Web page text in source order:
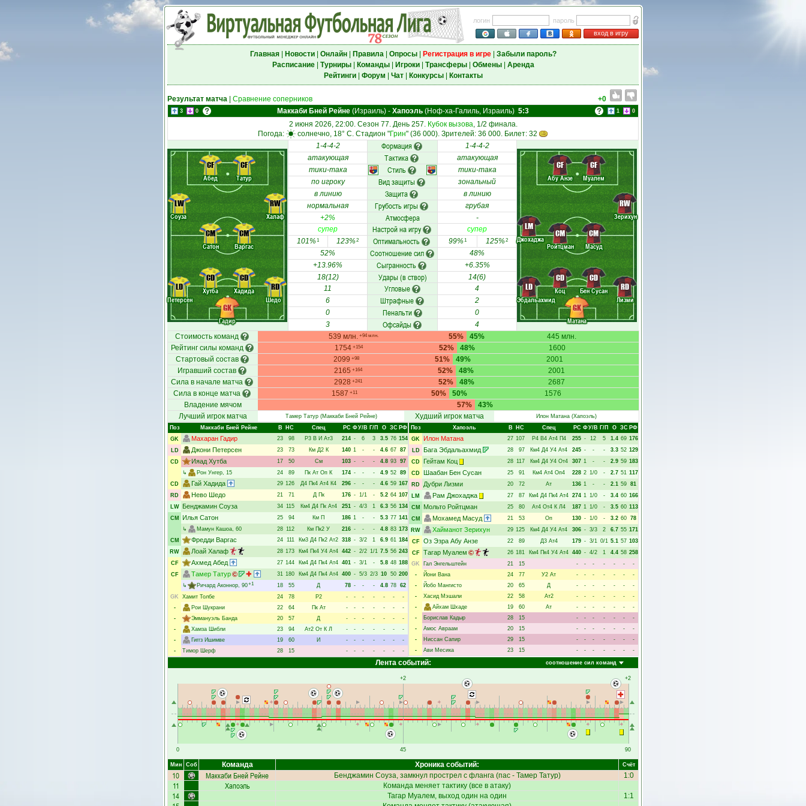
логин
пароль
вход в игру
Главная| Новости| Онлайн| Правила| Опросы| Регистрация в игре| Забыли пароль?
Расписание| Турниры| Команды| Игроки| Трансферы| Обмены| Аренда
Рейтинги| Форум Чат| Конкурсы| Контакты
Результат матча Сравнение соперников +0
3 0 Маккаби Бней Рейне (Израиль) - Хапоэль (Ноф-ха-Галиль, Израиль) 5:3 1 0
2 июня 2026, 22:00. Сезон 77. День 257. Кубок вызова, 1/2 финала.
Погода:
солнечно, 18° C. Стадион "Грин" (36 000). Зрителей: 36 000. Билет: 32
Гадир
Петерсен
Хутба
Хадида
Шедо
Соуза
Сатон Варгас
Халаф
Абед Татур
GK
LD
CD
CD
RD
LW
CM CM
RW
CF CF
1-4-4-2 Формация 1-4-4-2
Матана
Эбдальахмид
Коц
Бен Сусан
Лизми
Джохаджа
Ройтцман
Масуд
Зерихун
Абу Анзе Муалем
GK
LD
CD
CD
RD
LM
CM CM
RW
CF CF
атакующая Тактика
атакующая
тики-така
Стиль
тики-така
по игроку
Вид защиты
зональный
в линию
Защита
в линию
нормальная
Грубость игры
грубая
+2%
Атмосфера
-
супер
Настрой на игру
супер
101%1 123%2 Оптимальность 99%1 125%2
52% Соотношение сил
48%
+13.96%
Сыгранность
+6.35%
18(12)
Удары (в створ)
14(6)
11
Угловые
4
6
Штрафные
2
0
Пенальти
0
3
Офсайды
4
Стоимость команд
539 млн. +94 млн. 55% 445 млн.
45%
Рейтинг силы команд
1754 +154 52% 1600
48%
Стартовый состав
2099 +98 51% 2001
49%
Игравший состав
2165 +164 52% 2001
48%
Сила в начале матча
2928 +241 52% 2687
48%
Сила в конце матча
1587 +11 50% 1576
50%
Владение мячом
57%
43%
Лучший игрок матча
Тамер Татур(Маккаби Бней Рейне) Худший игрок матча Илон Матана (Хапоэль)
Поз
Маккаби Бней Рейне В НC Спец РC ФУ/В Г/П О ЗС РФ
GK
Махаран Гадир 23 98 Р3 В И Ат3 214 - 6 3 3.5 76 154
LD
Джони Петерсен 23 73 Км Д2 К 140 1 - - 4.6 67 87
CD
Ияад Хутба 17 50 См 103 - - - 4.8 93 97
↳
Рон Унгер, 15 24 89 Пк Ат Оп К 174 - - - 4.9 52 89
CD
Гай Хадида 29 126 Д4 Пк4 Ат4 К4 296 - - - 4.6 59 167
RD
Нево Шедо 21 71 Д Пк 176 - 1/1 - 5.2 64 107
LW
Бенджамин Соуза 34 115 Км4 Д4 Пк Ат4 251 - 4/3 1 6.3 56 134
CM
Илья Сатон 25 94 Км П 186 1 - - 5.3 77 141
↳
Мамун Кашоа, 60 28 112 Км Пк2 У 216 - - - 4.8 83 173
CM
Фредди Варгас 24 111 Км3 Д4 Пк2 Ат2 318 - 3/2 1 6.9 61 184
RW
Лоай Халаф 28 173 Км4 Пк4 У4 Ат4 442 - 2/2 1/1 7.5 56 243
CF
Ахмед Абед 27 144 Км4 Д4 Пк4 Ат4 401 - 3/1 - 5.8 48 188
CF
Тамер Татур 31 180 Км4 Д4 Пк4 Ат4 400 - 5/3 2/3 10 50 200
↳
Ричард Аконнор, 90+1 18 55 Д 78 - - - 4.8 78 62
GK
Хамит Толбе 24 78 Р2 - - - - - -
-
-
Рои Шукрани 22 64 Пк Ат - - - - - -
-
-
Эммануэль Банда 20 57 Д - - - - - -
-
-
Хамза Шибли 23 94 Ат2 От К Л - - - - - -
-
-
Гиггз Ишимве 19 60 И - - - - - -
-
-
Тимор Шерф 28 15 - - - - - - -
Поз Хапоэль В НC Спец РC ФУ/В Г/П О ЗС РФ
GK
Илон Матана 27 107 Р4 В4 Ат4 П4 255 - 12 5 1.4 69 176
LD
Бага Эбдальахмид 28 97 Км4 Д4 У4 Ат4 245 - - - 3.3 52 129
CD
Гейтам Коц 28 117 Км4 Д4 У4 От4 307 1 - - 2.9 59 183
CD
Шаабан Бен Сусан 25 91 Км4 Ат4 Оп4 228 2 1/0 - 2.7 51 117
RD
Дубри Лизми 20 72 Ат 136 1 - - 2.1 59 81
LM
Рам Джохаджа 27 87 Км4 Д4 Пк4 Ат4 274 1 1/0 - 3.4 60 166
CM
Мольто Ройтцман 25 80 Ат4 От4 К Л4 187 1 1/0 - 3.5 60 113
CM
Мохамед Масуд 21 53 Оп 130 - 1/0 - 3.2 60 78
RW
Хайманот Зерихун 29 125 Км4 Д4 У4 Ат4 306 - 3/3 2 6.7 55 171
CF
Оз Эзра Абу Анзе 22 89 Д3 Ат4 179 - 3/1 0/1 5.1 57 103
CF
Тагар Муалем 26 181 Км4 Пк4 У4 Ат4 440 - 4/2 1 4.4 58 258
GK
Гал Энгельштейн 21 15 - - - - - -
-
-
Йони Вана 24 77 У2 Ат - - - - - -
-
-
Йобо Мангисто 20 65 Д - - - - - -
-
-
Хасид Мэшали 22 58 Ат2 - - - - - -
-
-
Айхам Шхаде 19 60 Ат - - - - - -
-
-
Борислав Кадыр 28 15 - - - - - -
-
-
Амос Авраам 20 15 - - - - - -
-
-
Ниссан Сапир 29 15 - - - - - -
-
-
Ави Месика 23 15 - - - - - - -
соотношение сил команд
Лента событий:
0
+2
45
+2
90
Мин Соб Команда Хроника событий: Счёт
10 Маккаби Бней Рейне Бенджамин Соуза, замкнул прострел с фланга (пас - Тамер Татур) 1:0
11 Хапоэль Команда меняет тактику (все в атаку)
14 Тагар Муалем, выход один на один 1:1